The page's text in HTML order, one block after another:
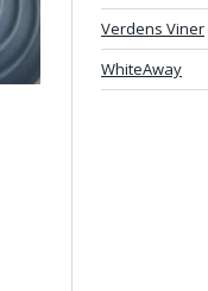
Verdens Viner
WhiteAway